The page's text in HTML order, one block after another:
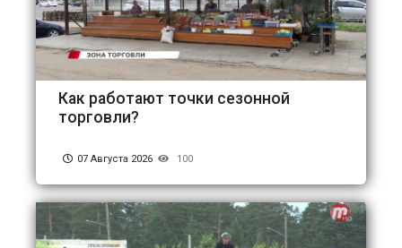
Как работают точки сезонной
торговли?
07 Августа 2026 100